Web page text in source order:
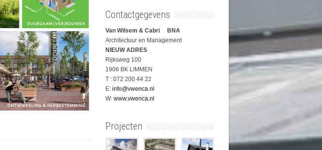
Contactgegevens
Van Wilsem & Cabri BNA
Architectuur en Management
NIEUW ADRES
Rijksweg 100
1906 BK LIMMEN
T : 072 200 44 22
E:info@vwenca.nl
W:www.vwenca.nl
Projecten